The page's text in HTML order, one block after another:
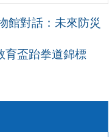
館對話：未來防災
育盃跆拳道錦標